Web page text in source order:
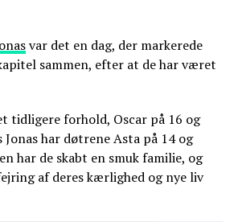
var det en dag, der markerede
sammen, efter at de har været
tidligere forhold, Oscar på 16 og
har døtrene Asta på 14 og
har de skabt en smuk familie, og
af deres kærlighed og nye liv